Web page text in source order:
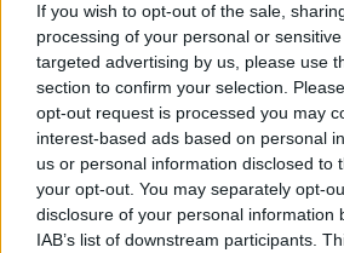
If you wish to opt-out of the sale,
processing of your personal or
targeted advertising by us, please use
section to confirm your selection.
opt-out request is processed you may
interest-based ads based on personal
us or personal information disclosed to
your opt-out. You may separately opt-
disclosure of your personal information
IAB’s list of downstream participants.
del Instituto Coordenadas,
hay mucho talento joven que
nuevos modelos de negocio
sectores tradicionales y en
anquilosados. Las nuevas
marcadas por la creatividad y la
éxito profesional, la flexibilidad